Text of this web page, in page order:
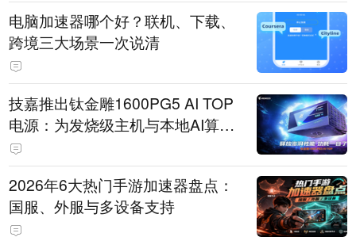
电脑加速器哪个好？联机、下载、
跨境三大场景一次说清
技嘉推出钛金雕1600PG5 AI TOP
电源：为发烧级主机与本地AI算力
打造旗舰供电方案
2026年6大热门手游加速器盘点：
国服、外服与多设备支持